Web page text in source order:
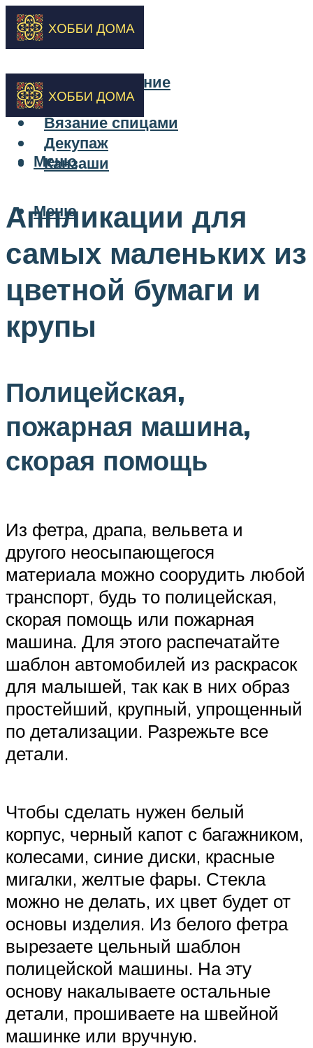
Бисероплетение
Вышивка
Вязание спицами
Декупаж
Канзаши
Меню
Меню
Аппликации для
самых маленьких из
цветной бумаги и
крупы
Полицейская,
пожарная машина,
скорая помощь
Из фетра, драпа, вельвета и
другого неосыпающегося
материала можно соорудить любой
транспорт, будь то полицейская,
скорая помощь или пожарная
машина. Для этого распечатайте
шаблон автомобилей из раскрасок
для малышей, так как в них образ
простейший, крупный, упрощенный
по детализации. Разрежьте все
детали.
Чтобы сделать нужен белый
корпус, черный капот с багажником,
колесами, синие диски, красные
мигалки, желтые фары. Стекла
можно не делать, их цвет будет от
основы изделия. Из белого фетра
вырезаете цельный шаблон
полицейской машины. На эту
основу накалываете остальные
детали, прошиваете на швейной
машинке или вручную.